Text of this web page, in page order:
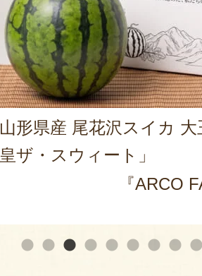
山形県産 尾花沢スイカ 大
皇ザ・スウィート」
『ARCO